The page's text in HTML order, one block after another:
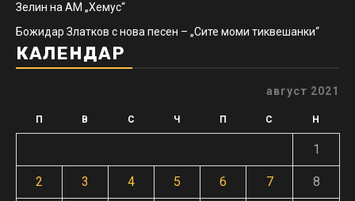
Зелин на АМ „Хемус“
Божидар Златков с нова песен – „Сите моми тиквешанки“
КАЛЕНДАР
август 2021
П В С Ч П С Н
1
2 3 4 5 6 7 8